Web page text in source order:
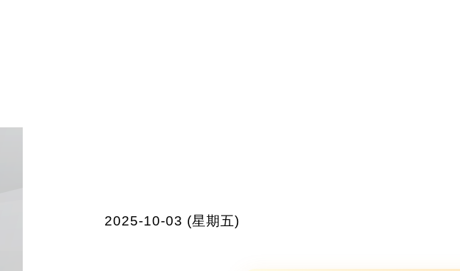
2025-10-03 (星期五)